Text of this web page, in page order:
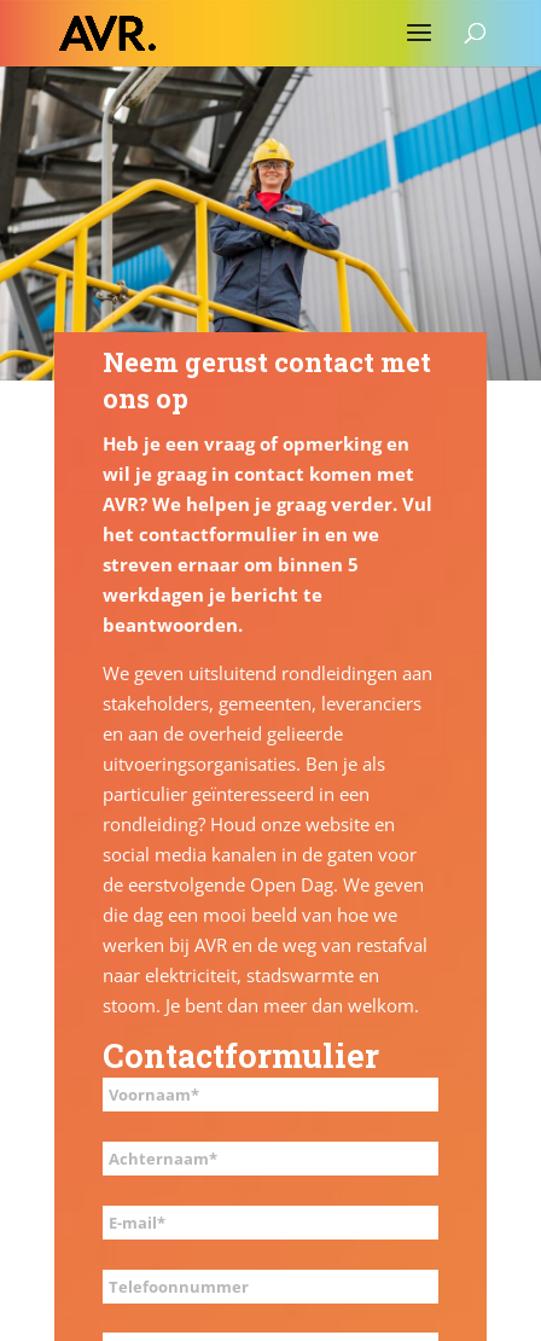
Neem gerust contact met
ons op
Heb je een vraag of opmerking en
wil je graag in contact komen met
AVR? We helpen je graag verder. Vul
het contactformulier in en we
streven ernaar om binnen 5
werkdagen je bericht te
beantwoorden.
We geven uitsluitend rondleidingen aan
stakeholders, gemeenten, leveranciers
en aan de overheid gelieerde
uitvoeringsorganisaties. Ben je als
particulier geïnteresseerd in een
rondleiding? Houd onze website en
social media kanalen in de gaten voor
de eerstvolgende Open Dag. We geven
die dag een mooi beeld van hoe we
werken bij AVR en de weg van restafval
naar elektriciteit, stadswarmte en
stoom. Je bent dan meer dan welkom.
Contactformulier